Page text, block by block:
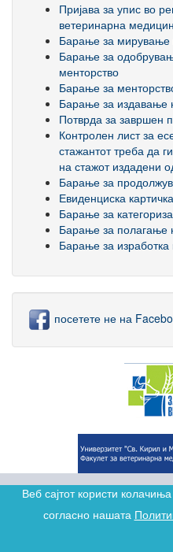
Пријава за упис во
ветеринарна
Барање за мирување
Барање за
менторство
Барање за
Барање за издавање
Потврда за завршен
Контролен лист за
стажантот треба да
на стажот издадени
Барање за
Евиденциска картичка
Барање за
Барање за полагање
Барање за
посетете не на
Веб сајтот користи
согласно нашата